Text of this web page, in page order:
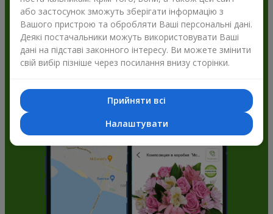
Flowers.ua і отримуйте бонуси
або застосунок зможуть зберігати інформацію з
Вашого пристрою та обробляти Ваші персональні дані.
Деякі постачальники можуть використовувати Ваші
дані на підставі законного інтересу. Ви можете змінити
свій вибір пізніше через посилання внизу сторінки.
Прийняти всі
Налаштувати